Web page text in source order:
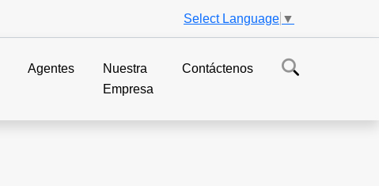
Select Language ▼
Agentes
Nuestra
Empresa
Contáctenos